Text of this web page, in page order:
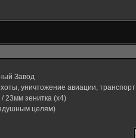
Завод
уничтожение авиации, транспорт
23мм зенитка (x4)
целям)